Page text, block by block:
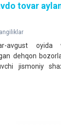
tovar
avgust oyida
dehqon
jismoniy